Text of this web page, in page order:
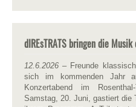
dIREsTRATS bringen die
12.6.2026 – Freunde
sich im kommenden Jahr
Konzertabend im
Samstag, 20. Juni, gastiert die